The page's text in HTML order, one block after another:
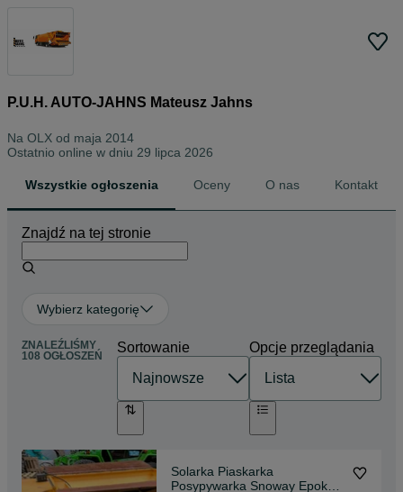
P.U.H. AUTO-JAHNS Mateusz Jahns
Na OLX od maja 2014
Ostatnio online w dniu 29 lipca 2026
Wszystkie ogłoszenia Oceny O nas Kontakt
Znajdź na tej stronie
Wybierz kategorię
ZNALEŹLIŚMY
108 OGŁOSZEŃ
Sortowanie Opcje przeglądania
Solarka Piaskarka
Posypywarka Snoway Epoke